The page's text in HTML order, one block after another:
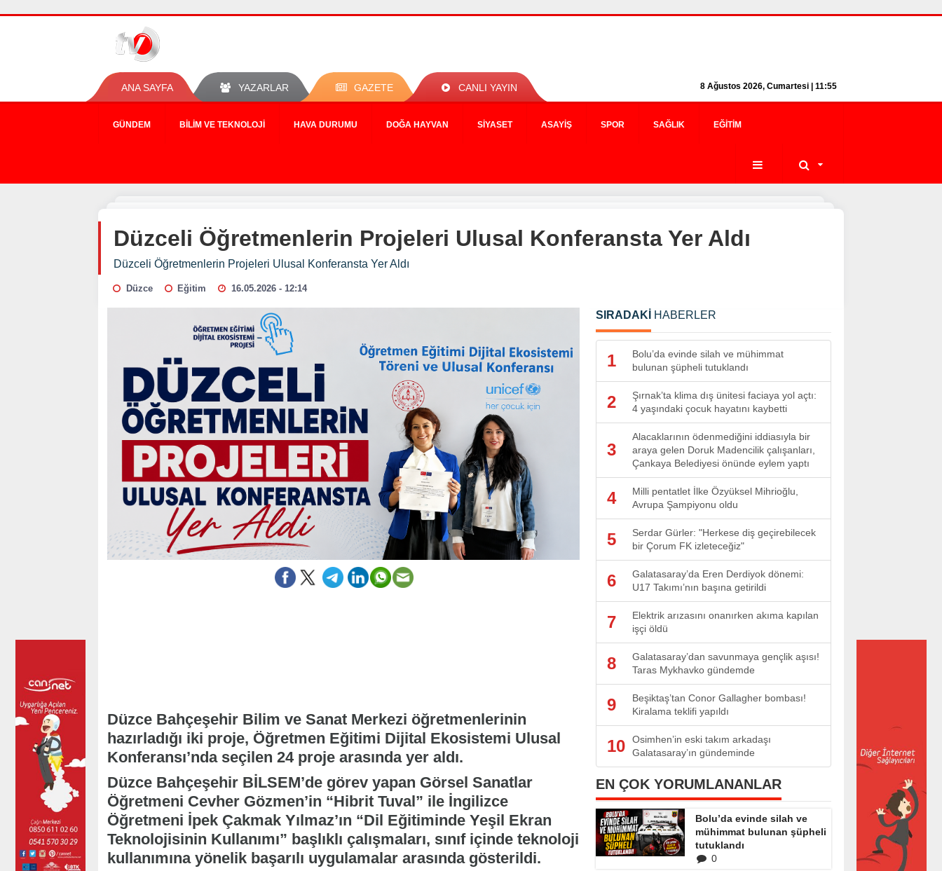
ANA SAYFA YAZARLAR GAZETE CANLI YAYIN 8 Ağustos 2026, Cumartesi | 11:55
GÜNDEM BILIM VE TEKNOLOJI HAVA DURUMU DOĞA HAYVAN SIYASET ASAYIŞ SPOR SAĞLIK EĞITIM
Düzceli Öğretmenlerin Projeleri Ulusal Konferansta Yer Aldı
Düzceli Öğretmenlerin Projeleri Ulusal Konferansta Yer Aldı
Düzce Eğitim 16.05.2026 - 12:14
Düzce Bahçeşehir Bilim ve Sanat Merkezi öğretmenlerinin
hazırladığı iki proje, Öğretmen Eğitimi Dijital Ekosistemi Ulusal
Konferansı’nda seçilen 24 proje arasında yer aldı.
Düzce Bahçeşehir BİLSEM’de görev yapan Görsel Sanatlar
Öğretmeni Cevher Gözmen’in “Hibrit Tuval” ile İngilizce
Öğretmeni İpek Çakmak Yılmaz’ın “Dil Eğitiminde Yeşil Ekran
Teknolojisinin Kullanımı” başlıklı çalışmaları, sınıf içinde teknoloji
kullanımına yönelik başarılı uygulamalar arasında gösterildi.
SIRADAKİ HABERLER
1
Bolu’da evinde silah ve mühimmat
bulunan şüpheli tutuklandı
2
Şırnak’ta klima dış ünitesi faciaya yol açtı:
4 yaşındaki çocuk hayatını kaybetti
3
Alacaklarının ödenmediğini iddiasıyla bir
araya gelen Doruk Madencilik çalışanları,
Çankaya Belediyesi önünde eylem yaptı
4
Milli pentatlet İlke Özyüksel Mihrioğlu,
Avrupa Şampiyonu oldu
5
Serdar Gürler: "Herkese diş geçirebilecek
bir Çorum FK izleteceğiz"
6
Galatasaray’da Eren Derdiyok dönemi:
U17 Takımı’nın başına getirildi
7
Elektrik arızasını onanırken akıma kapılan
işçi öldü
8
Galatasaray’dan savunmaya gençlik aşısı!
Taras Mykhavko gündemde
9
Beşiktaş’tan Conor Gallagher bombası!
Kiralama teklifi yapıldı
10
Osimhen’in eski takım arkadaşı
Galatasaray’ın gündeminde
EN ÇOK YORUMLANANLAR
Bolu’da evinde silah ve
mühimmat bulunan şüpheli
tutuklandı
0